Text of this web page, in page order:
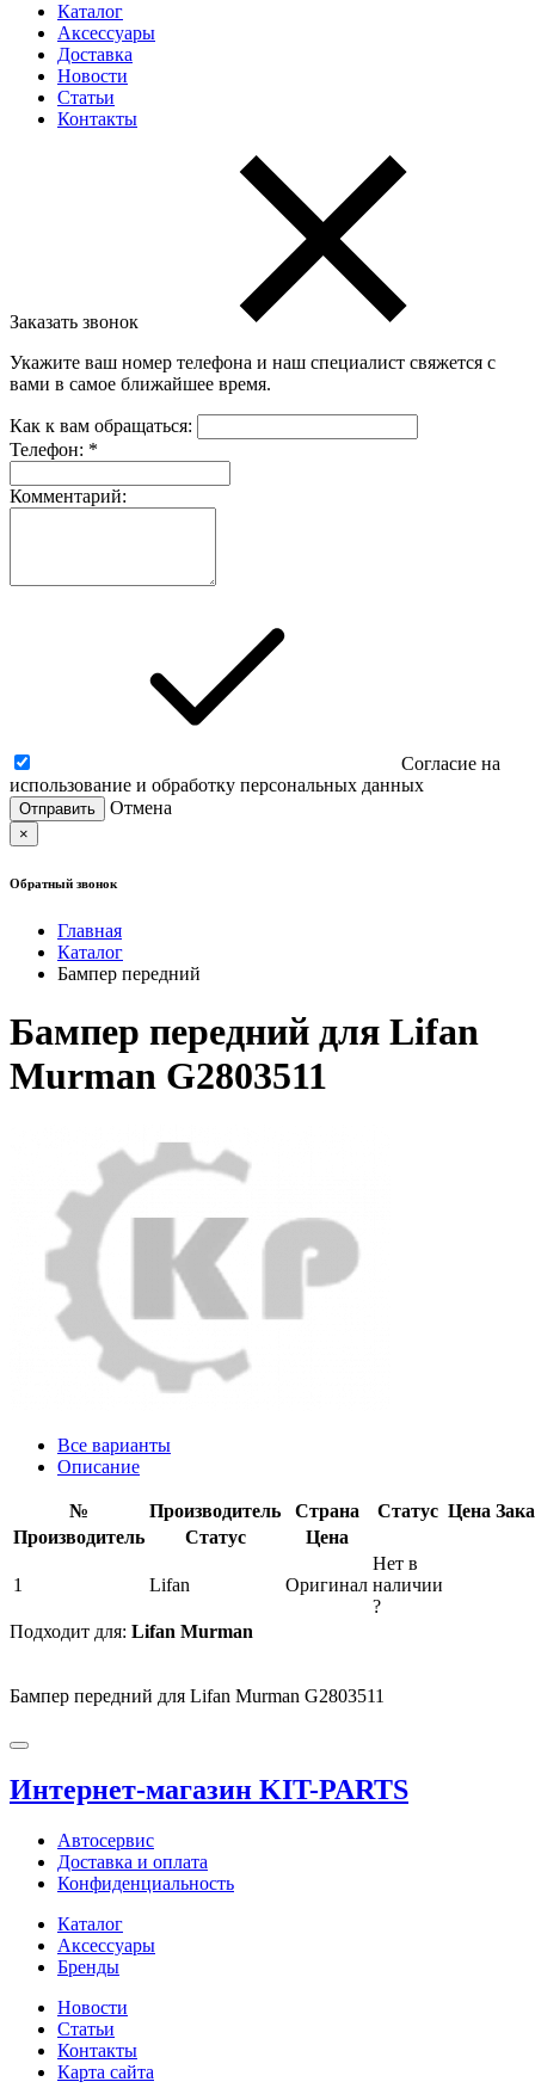
Каталог
Аксессуары
Доставка
Новости
Статьи
Контакты
Заказать звонок
Укажите ваш номер телефона и наш специалист свяжется с
вами в самое ближайшее время.
Как к вам обращаться:
Телефон: *
Комментарий:
Согласие на
использование и обработку персональных данных
Отмена
×
Обратный звонок
Главная
Каталог
Бампер передний
Бампер передний для Lifan
Murman G2803511
Все варианты
Описание
№ Производитель Страна Статус Цена
Производитель
Статус Цена
1 Lifan Оригинал
Нет в
наличии
?
Подходит для: Lifan Murman
Бампер передний для Lifan Murman G2803511
Интернет-магазин KIT-PARTS
Автосервис
Доставка и оплата
Конфиденциальность
Каталог
Аксессуары
Бренды
Новости
Статьи
Контакты
Карта сайта